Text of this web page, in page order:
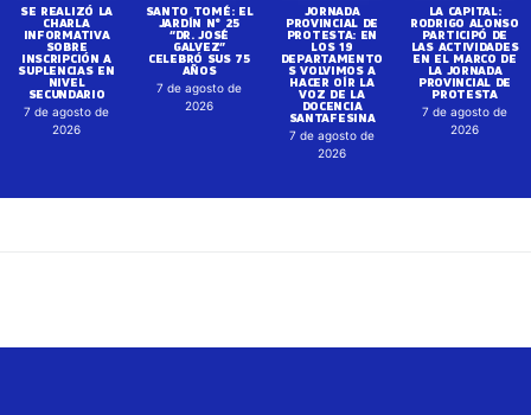
SE REALIZÓ LA
CHARLA
INFORMATIVA
SOBRE
INSCRIPCIÓN A
SUPLENCIAS EN
NIVEL
SECUNDARIO
7 de agosto de
2026
SANTO TOMÉ: EL
JARDÍN N° 25
“DR. JOSÉ
GALVEZ”
CELEBRÓ SUS 75
AÑOS
7 de agosto de
2026
JORNADA
PROVINCIAL DE
PROTESTA: EN
LOS 19
DEPARTAMENTO
S VOLVIMOS A
HACER OÍR LA
VOZ DE LA
DOCENCIA
SANTAFESINA
7 de agosto de
2026
LA CAPITAL:
RODRIGO ALONSO
PARTICIPÓ DE
LAS ACTIVIDADES
EN EL MARCO DE
LA JORNADA
PROVINCIAL DE
PROTESTA
7 de agosto de
2026